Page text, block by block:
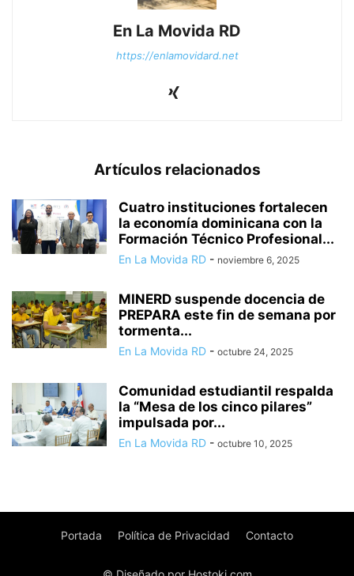
En La Movida RD
https://enlamovidard.net
Artículos relacionados
Cuatro instituciones fortalecen
la economía dominicana con la
Formación Técnico Profesional...
En La Movida RD - noviembre 6, 2025
MINERD suspende docencia de
PREPARA este fin de semana por
tormenta...
En La Movida RD - octubre 24, 2025
Comunidad estudiantil respalda
la “Mesa de los cinco pilares”
impulsada por...
En La Movida RD - octubre 10, 2025
Portada Política de Privacidad Contacto